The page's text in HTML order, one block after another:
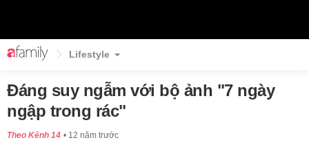
Lifestyle
Đáng suy ngẫm với bộ ảnh "7 ngày
ngập trong rác"
Theo Kênh 14 12 năm trước